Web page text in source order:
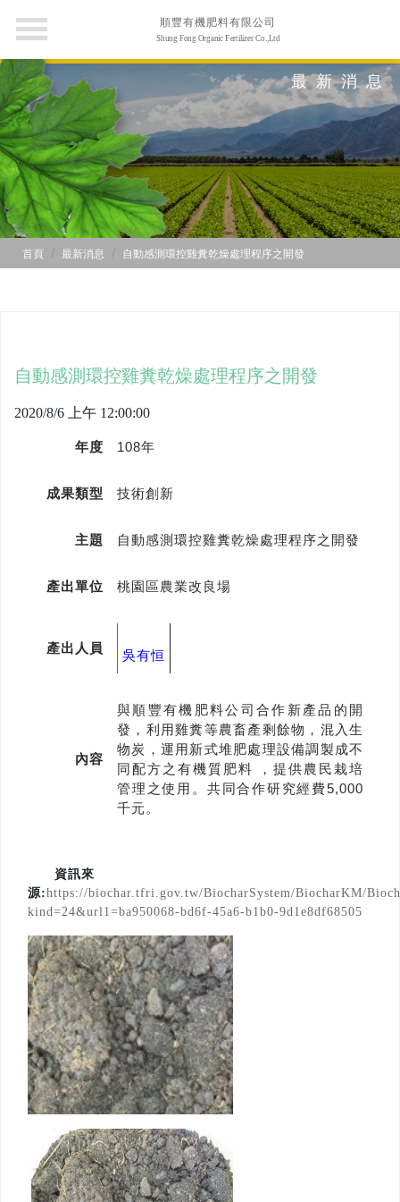
順豐有機肥料有限公司
Shung Fong Organic Fertilizer Co.,Ltd
最新消息
首頁 最新消息 自動感測環控雞糞乾燥處理程序之開發
自動感測環控雞糞乾燥處理程序之開發
2020/8/6 上午 12:00:00
年度 108年
成果類型 技術創新
主題 自動感測環控雞糞乾燥處理程序之開發
產出單位 桃園區農業改良場
產出人員 吳有恒
內容
與順豐有機肥料公司合作新產品的開
發，利用雞糞等農畜產剩餘物，混入生
物炭，運用新式堆肥處理設備調製成不
同配方之有機質肥料 ，提供農民栽培
管理之使用。共同合作研究經費5,000
千元。
資訊來
源:https://biochar.tfri.gov.tw/BiocharSystem/BiocharKM/
kind=24&url1=ba950068-bd6f-45a6-b1b0-9d1e8df68505